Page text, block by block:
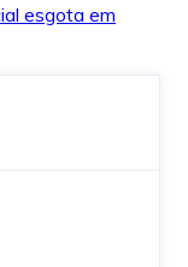
esgota em